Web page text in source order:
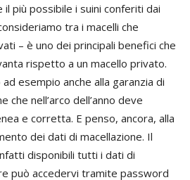
più possibile i suini conferiti dai
tra i macelli che
– è uno dei principali benefici che
rispetto a un macello privato.
ad esempio anche alla garanzia di
che nell’arco dell’anno deve
e corretta. E penso, ancora, alla
dei dati di macellazione. Il
disponibili tutti i dati di
può accedervi tramite password